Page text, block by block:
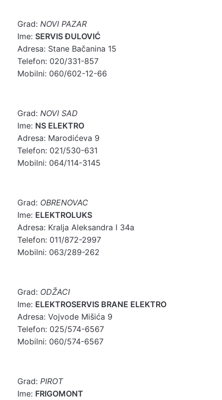
Grad: NOVI PAZAR
Ime: SERVIS ĐULOVIĆ
Adresa: Stane Bačanina 15
Telefon: 020/331-857
Mobilni: 060/602-12-66
Grad: NOVI SAD
Ime: NS ELEKTRO
Adresa: Marodićeva 9
Telefon: 021/530-631
Mobilni: 064/114-3145
Grad: OBRENOVAC
Ime: ELEKTROLUKS
Adresa: Kralja Aleksandra I 34a
Telefon: 011/872-2997
Mobilni: 063/289-262
Grad: ODŽACI
Ime: ELEKTROSERVIS BRANE ELEKTRO
Adresa: Vojvode Mišića 9
Telefon: 025/574-6567
Mobilni: 060/574-6567
Grad: PIROT
Ime: FRIGOMONT